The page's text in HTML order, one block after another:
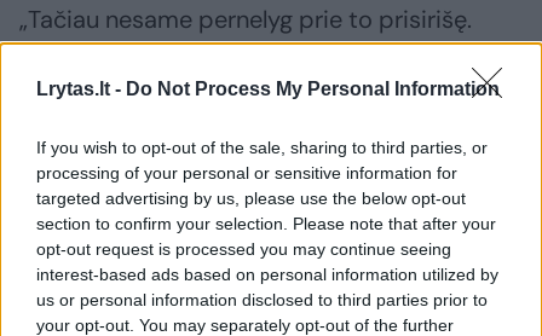
Lrytas.lt - Do Not Process My Personal Information
If you wish to opt-out of the sale, sharing to third parties, or
processing of your personal or sensitive information for
targeted advertising by us, please use the below opt-out
section to confirm your selection. Please note that after your
opt-out request is processed you may continue seeing
interest-based ads based on personal information utilized by
us or personal information disclosed to third parties prior to
your opt-out. You may separately opt-out of the further
„Tačiau nesame pernelyg prie to prisirišę.
įvyko, gali būti ir kitų priežasčių“, – sakė jis
Anksčiau pranešta, kad, sprogimas prie JAV
ambasados Norvegijos sostinėje įvyko
sekmadienio naktį, apie 1 val. vietos laiku, ir
sukėlė nedidelę žalą prie vieno iš įėjimų į